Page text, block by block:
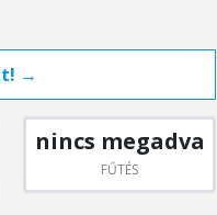
→
nincs megadva
FŰTÉS